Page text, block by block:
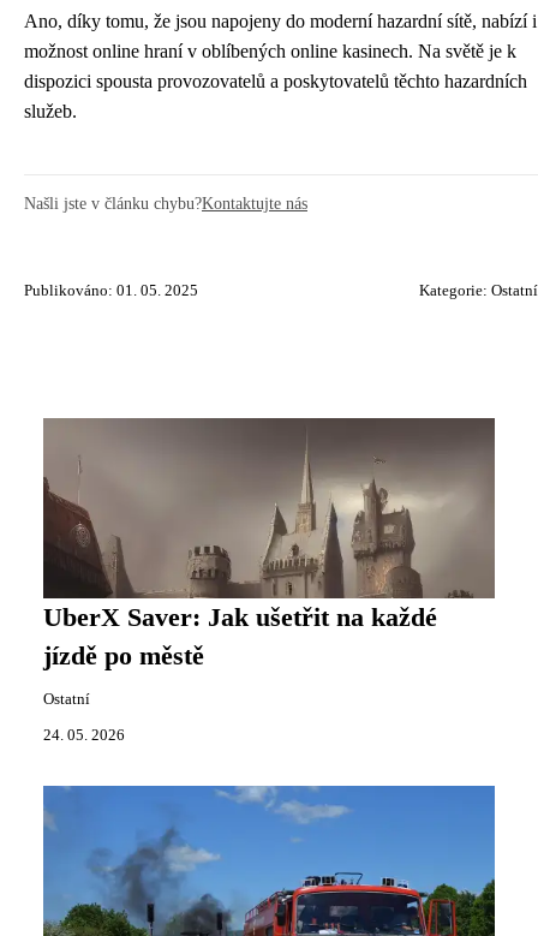
Ano, díky tomu, že jsou napojeny do moderní hazardní sítě, nabízí i
možnost online hraní v oblíbených online kasinech. Na světě je k
dispozici spousta provozovatelů a poskytovatelů těchto hazardních
služeb.
Našli jste v článku chybu?Kontaktujte nás
Publikováno: 01. 05. 2025 Kategorie: Ostatní
UberX Saver: Jak ušetřit na každé
jízdě po městě
Ostatní
24. 05. 2026